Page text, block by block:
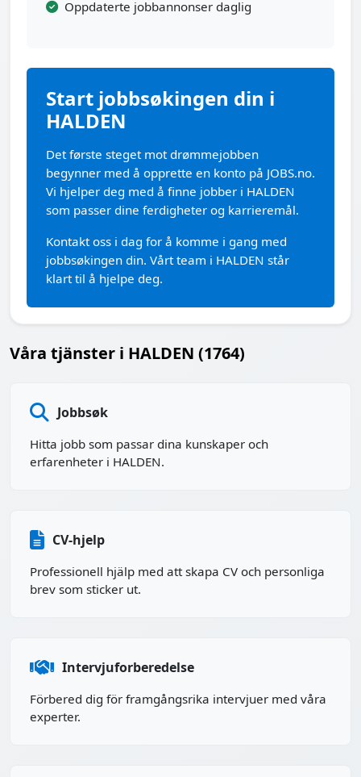
Oppdaterte jobbannonser daglig
Start jobbsøkingen din i
HALDEN
Det første steget mot drømmejobben
begynner med å opprette en konto på JOBS.no.
Vi hjelper deg med å finne jobber i HALDEN
som passer dine ferdigheter og karrieremål.
Kontakt oss i dag for å komme i gang med
jobbsøkingen din. Vårt team i HALDEN står
klart til å hjelpe deg.
Våra tjänster i HALDEN (1764)
Jobbsøk
Hitta jobb som passar dina kunskaper och
erfarenheter i HALDEN.
CV-hjelp
Professionell hjälp med att skapa CV och personliga
brev som sticker ut.
Intervjuforberedelse
Förbered dig för framgångsrika intervjuer med våra
experter.